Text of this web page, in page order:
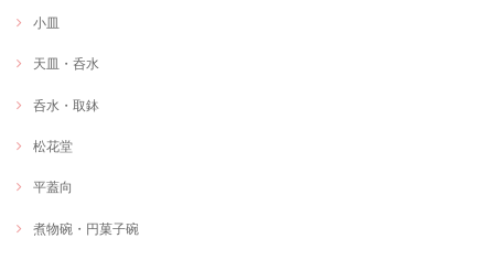
小皿
天皿・呑水
呑水・取鉢
松花堂
平蓋向
煮物碗・円菓子碗